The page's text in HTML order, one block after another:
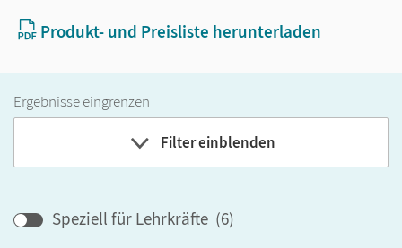
Produkt- und Preisliste herunterladen
Ergebnisse eingrenzen
Filter einblenden
Speziell für Lehrkräfte (6)